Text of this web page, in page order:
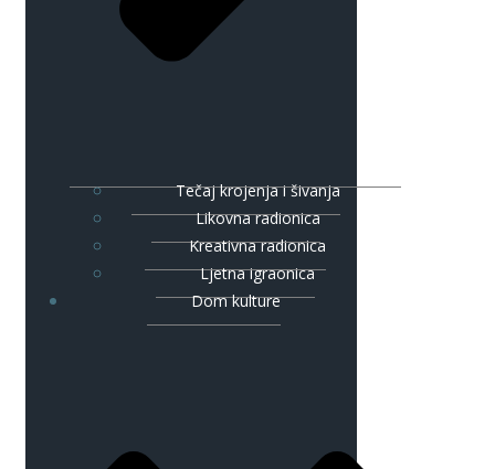
Tečaj krojenja i šivanja
Likovna radionica
Kreativna radionica
Ljetna igraonica
Dom kulture